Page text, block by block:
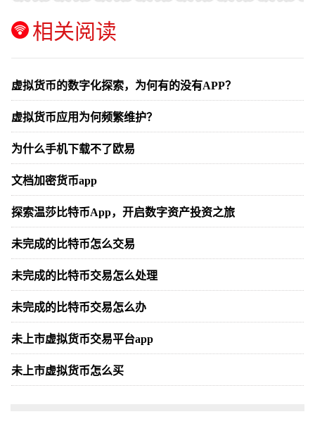
相关阅读
虚拟货币的数字化探索，为何有的没有APP？
虚拟货币应用为何频繁维护？
为什么手机下载不了欧易
文档加密货币app
探索温莎比特币App，开启数字资产投资之旅
未完成的比特币怎么交易
未完成的比特币交易怎么处理
未完成的比特币交易怎么办
未上市虚拟货币交易平台app
未上市虚拟货币怎么买